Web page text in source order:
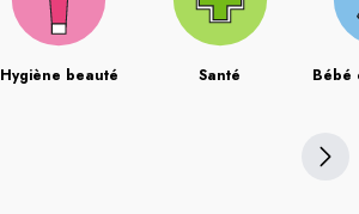
Hygiène beauté Santé Bébé